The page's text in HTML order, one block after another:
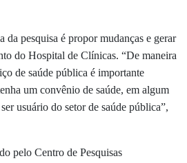
da pesquisa é propor mudanças e gerar
do Hospital de Clínicas. “De maneira
de saúde pública é importante
um convênio de saúde, em algum
usuário do setor de saúde pública”,
pelo Centro de Pesquisas